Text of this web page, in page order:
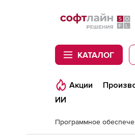
Softline
КАТАЛОГ
Акции
ИИ